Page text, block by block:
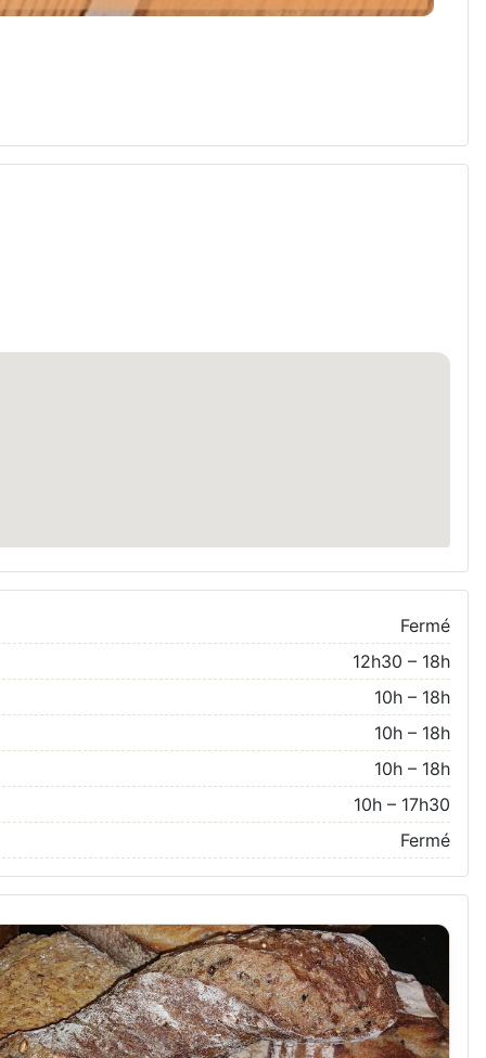
Fermé
12h30 – 18h
10h – 18h
10h – 18h
10h – 18h
10h – 17h30
Fermé